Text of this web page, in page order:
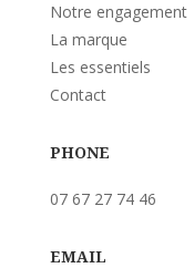
Notre engagement
La marque
Les essentiels
Contact
PHONE
07 67 27 74 46
EMAIL